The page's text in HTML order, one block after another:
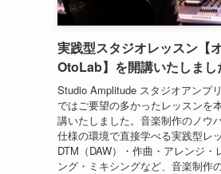
実践型スタジオレッスン【
OtoLab】を開講いたしまし
Studio Amplitude スタジオアンプ
ではご要望の多かったレッスンを
講いたしました。音楽制作のノウ
仕様の環境で直接学べる実践型レッ
DTM（DAW）・作曲・アレンジ・
ング・ミキシングなど、音楽制作